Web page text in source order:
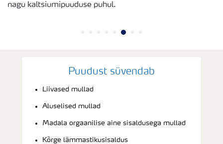
nagu kaltsiumipuuduse puhul.
Puudust süvendab
Liivased mullad
Aluselised mullad
Madala orgaanilise aine sisaldusega mullad
Kõrge lämmastikusisaldus